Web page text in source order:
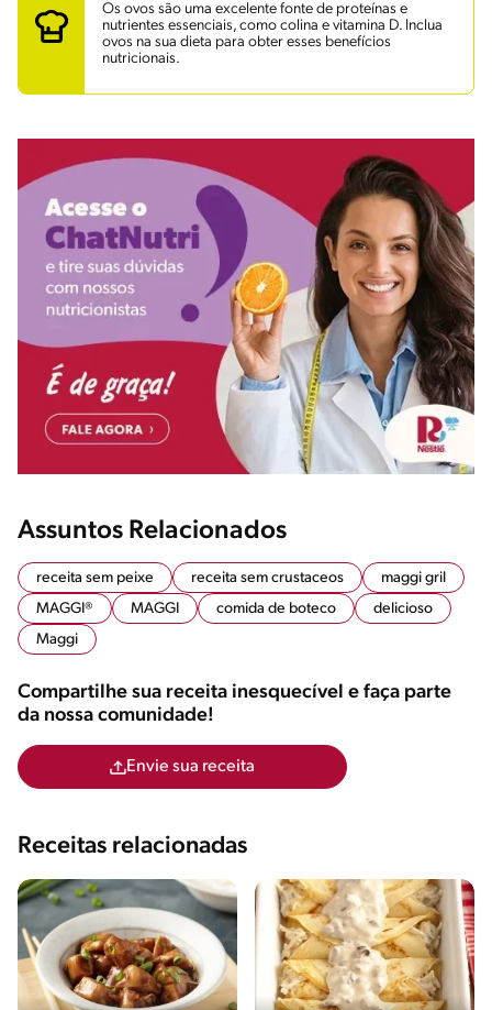
Os ovos são uma excelente fonte de proteínas e
nutrientes essenciais, como colina e vitamina D. Inclua
ovos na sua dieta para obter esses benefícios
nutricionais.
Assuntos Relacionados
receita sem peixe receita sem crustaceos
maggi gril
MAGGI®
MAGGI comida de boteco
delicioso
Maggi
Compartilhe sua receita inesquecível e faça parte
da nossa comunidade!
Envie sua receita
Receitas relacionadas